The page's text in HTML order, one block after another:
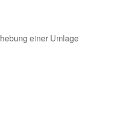
einer Umlage